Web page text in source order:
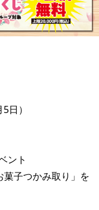
日）
ント
菓子つかみ取り」を